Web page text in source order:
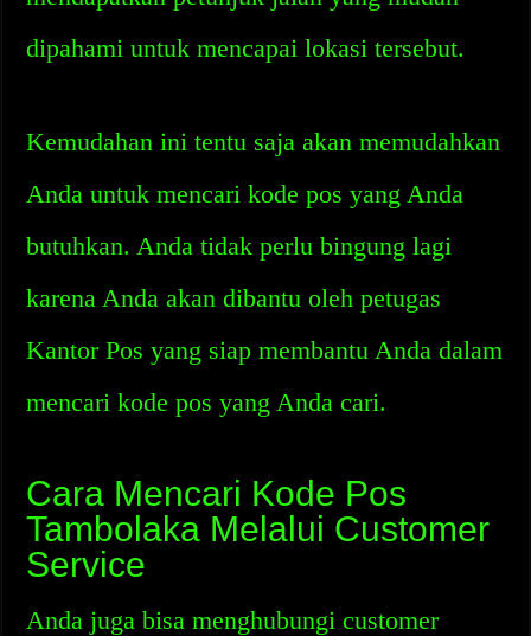
dipahami untuk mencapai lokasi tersebut.
Kemudahan ini tentu saja akan memudahkan
Anda untuk mencari kode pos yang Anda
butuhkan. Anda tidak perlu bingung lagi
karena Anda akan dibantu oleh petugas
Kantor Pos yang siap membantu Anda dalam
mencari kode pos yang Anda cari.
Cara Mencari Kode Pos
Tambolaka Melalui Customer
Service
Anda juga bisa menghubungi customer